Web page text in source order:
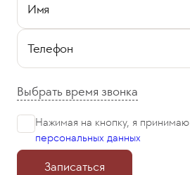
Имя
Телефон
Выбрать время звонка
Нажимая на кнопку, я принимаю
персональных данных
Записаться